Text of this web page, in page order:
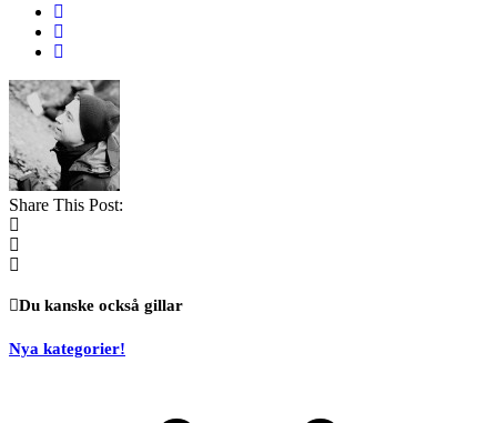
Share This Post:
Du kanske också gillar
Nya kategorier!